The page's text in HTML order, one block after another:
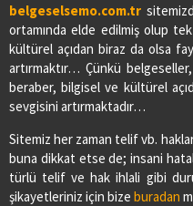
belgeselsemo.com.tr
ortamında elde edilmiş olup
kültürel açıdan biraz da olsa
artırmaktır… Çünkü belgeseller,
beraber, bilgisel ve kültürel
sevgisini artırmaktadır…
Sitemiz her zaman telif vb.
buna dikkat etse de; insani
türlü telif ve hak ihlali gibi
şikayetleriniz için bize buradan